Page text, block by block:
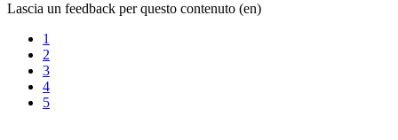
Lascia un feedback per questo contenuto (en)
1
2
3
4
5